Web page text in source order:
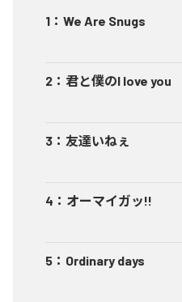
1 ： We Are Snugs
2 ： 君と僕のI love you
3 ： 友達いねぇ
4 ： オーマイガッ!!
5 ： Ordinary days